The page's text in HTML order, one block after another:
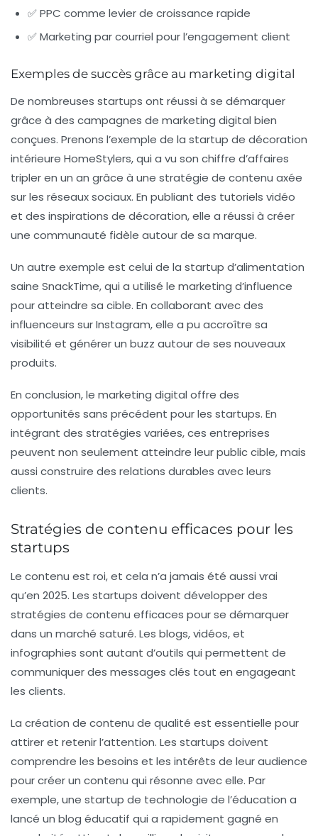
✅ PPC comme levier de croissance rapide
✅ Marketing par courriel pour l’engagement client
Exemples de succès grâce au marketing digital
De nombreuses startups ont réussi à se démarquer
grâce à des campagnes de marketing digital bien
conçues. Prenons l’exemple de la startup de décoration
intérieure HomeStylers, qui a vu son chiffre d’affaires
tripler en un an grâce à une stratégie de contenu axée
sur les réseaux sociaux. En publiant des tutoriels vidéo
et des inspirations de décoration, elle a réussi à créer
une communauté fidèle autour de sa marque.
Un autre exemple est celui de la startup d’alimentation
saine SnackTime, qui a utilisé le marketing d’influence
pour atteindre sa cible. En collaborant avec des
influenceurs sur Instagram, elle a pu accroître sa
visibilité et générer un buzz autour de ses nouveaux
produits.
En conclusion, le marketing digital offre des
opportunités sans précédent pour les startups. En
intégrant des stratégies variées, ces entreprises
peuvent non seulement atteindre leur public cible, mais
aussi construire des relations durables avec leurs
clients.
Stratégies de contenu efficaces pour les
startups
Le contenu est roi, et cela n’a jamais été aussi vrai
qu’en 2025. Les startups doivent développer des
stratégies de contenu efficaces pour se démarquer
dans un marché saturé. Les blogs, vidéos, et
infographies sont autant d’outils qui permettent de
communiquer des messages clés tout en engageant
les clients.
La création de contenu de qualité est essentielle pour
attirer et retenir l’attention. Les startups doivent
comprendre les besoins et les intérêts de leur audience
pour créer un contenu qui résonne avec elle. Par
exemple, une startup de technologie de l’éducation a
lancé un blog éducatif qui a rapidement gagné en